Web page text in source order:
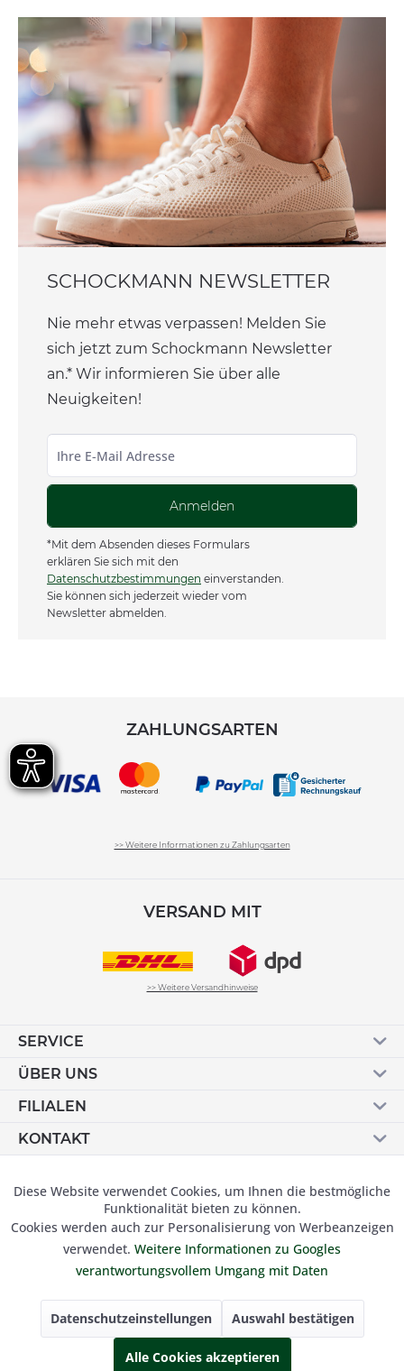
SCHOCKMANN NEWSLETTER
Nie mehr etwas verpassen! Melden Sie
sich jetzt zum Schockmann Newsletter
an.* Wir informieren Sie über alle
Neuigkeiten!
Anmelden
*Mit dem Absenden dieses Formulars
erklären Sie sich mit den
Datenschutzbestimmungen einverstanden.
Sie können sich jederzeit wieder vom
Newsletter abmelden.
ZAHLUNGSARTEN
>> Weitere Informationen zu Zahlungsarten
VERSAND MIT
>> Weitere Versandhinweise
SERVICE
ÜBER UNS
FILIALEN
KONTAKT
© 2019 Besser Gehen Schockmann GmbH. Alle Preise inkl.
der gesetzl. MwSt und zzgl.Versandkosten.
Funktionale Aktiv
Marketing Inaktiv
Tracking Inaktiv
Personalisierung Inaktiv
Diese Website verwendet Cookies, um Ihnen die bestmögliche
Funktionalität bieten zu können.
Cookies werden auch zur Personalisierung von Werbeanzeigen
verwendet. Weitere Informationen zu Googles
verantwortungsvollem Umgang mit Daten
Datenschutzeinstellungen Auswahl bestätigen
Alle Cookies akzeptieren